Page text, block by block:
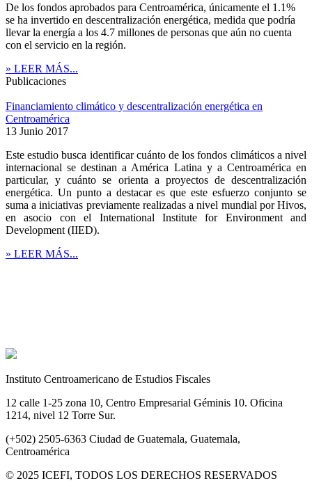
De los fondos aprobados para Centroamérica, únicamente el 1.1%
se ha invertido en descentralización energética, medida que podría
llevar la energía a los 4.7 millones de personas que aún no cuenta
con el servicio en la región.
» LEER MÁS...
Publicaciones
Financiamiento climático y descentralización energética en
Centroamérica
13 Junio 2017
Este estudio busca identificar cuánto de los fondos climáticos a nivel
internacional se destinan a América Latina y a Centroamérica en
particular, y cuánto se orienta a proyectos de descentralización
energética. Un punto a destacar es que este esfuerzo conjunto se
suma a iniciativas previamente realizadas a nivel mundial por Hivos,
en asocio con el International Institute for Environment and
Development (IIED).
» LEER MÁS...
Instituto Centroamericano de Estudios Fiscales
12 calle 1-25 zona 10, Centro Empresarial Géminis 10. Oficina
1214, nivel 12 Torre Sur.
(+502) 2505-6363 Ciudad de Guatemala, Guatemala,
Centroamérica
© 2025 ICEFI, TODOS LOS DERECHOS RESERVADOS